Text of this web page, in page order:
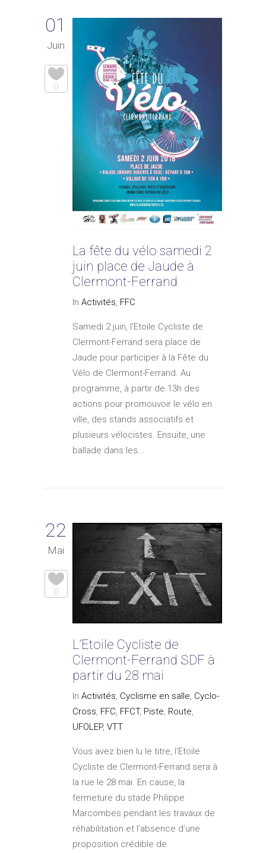
01
Juin
0
La fête du vélo samedi 2
juin place de Jaude à
Clermont-Ferrand
In Activités, FFC
Samedi 2 juin, l'Etoile Cycliste de
Clermont-Ferrand sera place de
Jaude pour participer à la Fête du
Vélo de Clermont-Ferrand. Au
programme, à partir de 13h des
actions pour promouvoir le vélo en
ville, des stands associatifs et
plusieurs vélocistes. Ensuite, une
ballade dans les...
22
Mai
0
L’Etoile Cycliste de
Clermont-Ferrand SDF à
partir du 28 mai
In Activités, Cyclisme en salle, Cyclo-
Cross, FFC, FFCT, Piste, Route,
UFOLEP, VTT
Vous avez bien lu le titre, l’Etoile
Cycliste de Clermont-Ferrand sera à
la rue le 28 mai. En cause, la
fermeture du stade Philippe
Marcombes pendant les travaux de
réhabilitation et l’absence d’une
proposition crédible de